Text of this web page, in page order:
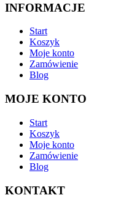
INFORMACJE
Start
Koszyk
Moje konto
Zamówienie
Blog
MOJE KONTO
Start
Koszyk
Moje konto
Zamówienie
Blog
KONTAKT